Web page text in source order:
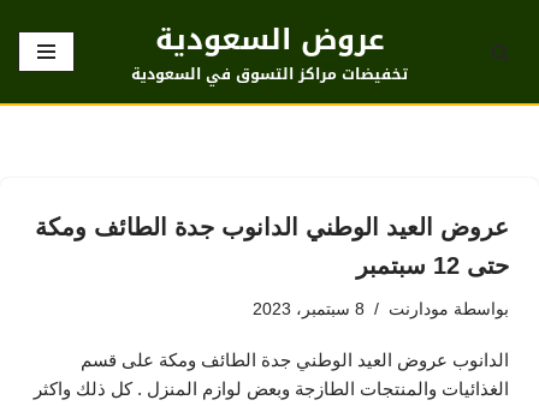
تخطى
عروض السعودية
تخفيضات مراكز التسوق في السعودية
عروض العيد الوطني الدانوب جدة الطائف ومكة
حتى 12 سبتمبر
بواسطة مودارنت 8 سبتمبر، 2023
الدانوب عروض العيد الوطني جدة الطائف ومكة على قسم
الغذائيات والمنتجات الطازجة وبعض لوازم المنزل . كل ذلك واكثر